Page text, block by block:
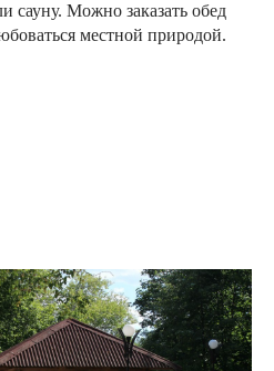
сауну. Можно заказать обед
местной природой.